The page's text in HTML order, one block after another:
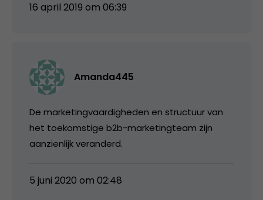
16 april 2019 om 06:39
Amanda445
De marketingvaardigheden en structuur van
het toekomstige b2b-marketingteam zijn
aanzienlijk veranderd.
5 juni 2020 om 02:48